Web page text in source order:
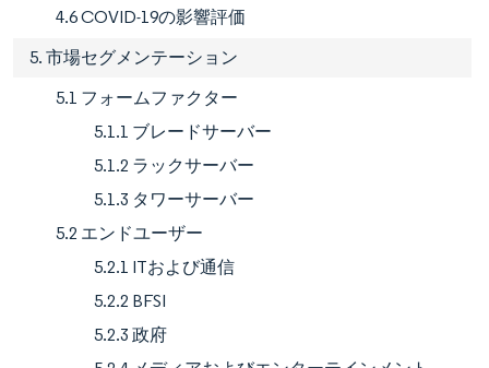
4.6 COVID-19の影響評価
5. 市場セグメンテーション
5.1 フォームファクター
5.1.1 ブレードサーバー
5.1.2 ラックサーバー
5.1.3 タワーサーバー
5.2 エンドユーザー
5.2.1 ITおよび通信
5.2.2 BFSI
5.2.3 政府